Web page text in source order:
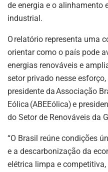
de energia e o alinhamento
industrial.
O relatório representa uma
orientar como o país pode
energias renováveis e
setor privado nesse
presidente da Associação
Eólica (ABEEólica) e
do Setor de Renováveis da
“O Brasil reúne condições
e a descarbonização da
elétrica limpa e